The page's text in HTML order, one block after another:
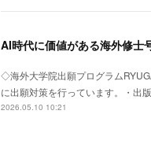
AI時代に価値がある海外修士
◇海外大学院出願プログラム
に出願対策を行っています。・出
2026.05.10 10:21